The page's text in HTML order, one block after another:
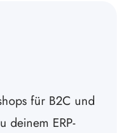
für B2C und
deinem ERP-